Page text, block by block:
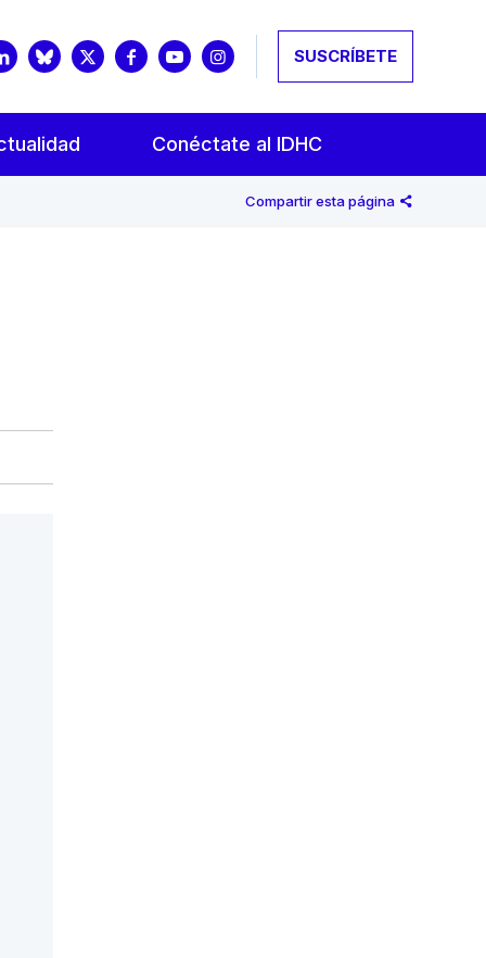
SUSCRÍBETE
Conéctate al IDHC
Compartir esta página